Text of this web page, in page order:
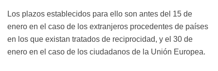
Los plazos establecidos para ello son antes del 15 de
enero en el caso de los extranjeros procedentes de países
en los que existan tratados de reciprocidad, y el 30 de
enero en el caso de los ciudadanos de la Unión Europea.